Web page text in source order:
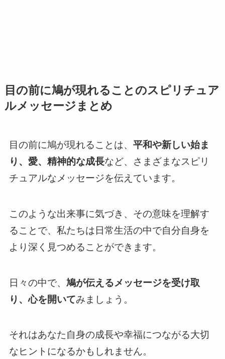
目の前に鳩が現れることのスピリチュア
ルメッセージまとめ
目の前に鳩が現れることは、 平和や新しい始ま
り、愛、精神的な成長など、さまざまなスピリ
チュアルなメッセージを伝えています。
このような出来事に気づき、その意味を理解す
ることで、私たちは日常生活の中で自分自身を
より深く見つめることができます。
日々の中で、 鳩が伝えるメッセージを受け取
り、心を開いてみましょう。
それはあなた自身の成長や幸福につながる大切
なヒントになるかもしれません。